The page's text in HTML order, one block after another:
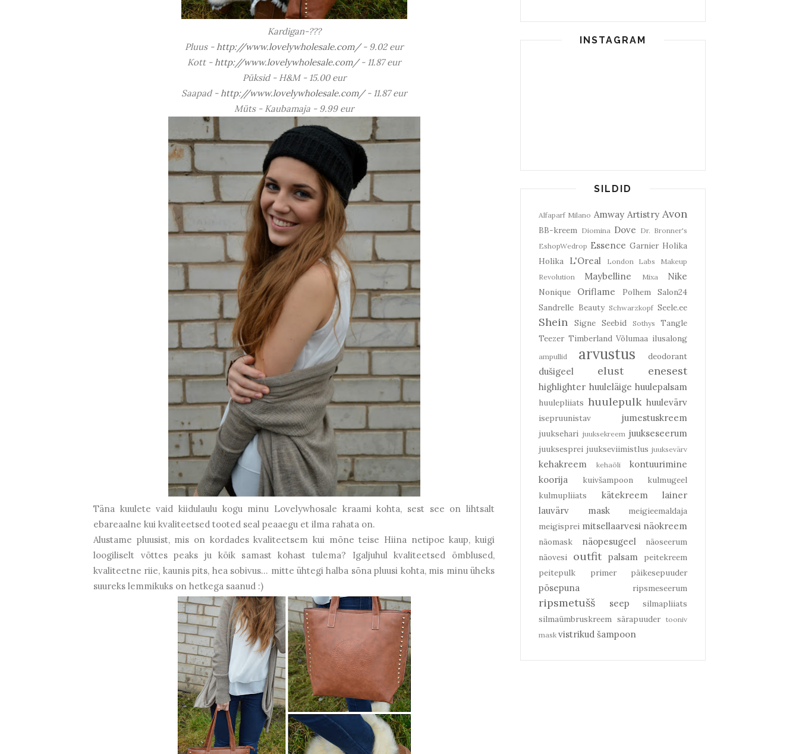
Kardigan-???
Pluus -http://www.lovelywholesale.com/- 9.02 eur
Kott -http://www.lovelywholesale.com/- 11.87 eur
Püksid - H&M - 15.00 eur
Saapad -http://www.lovelywholesale.com/- 11.87 eur
Müts - Kaubamaja - 9.99 eur
Täna kuulete vaid kiidulaulu kogu minu Lovelywhosale kraami kohta, sest see on lihtsalt
ebareaalne kui kvaliteetsed tooted seal peaaegu et ilma rahata on.
Alustame pluusist, mis on kordades kvaliteetsem kui mõne teise Hiina netipoe kaup, kuigi
loogiliselt võttes peaks ju kõik samast kohast tulema? Igaljuhul kvaliteetsed õmblused,
kvaliteetne riie, kaunis pits, hea sobivus... mitte ühtegi halba sõna pluusi kohta, mis minu üheks
suureks lemmikuks on hetkega saanud :)
INSTAGRAM
SILDID
Alfaparf Milano Amway Artistry Avon
BB-kreem Diomina Dove Dr. Bronner's
EshopWedrop Essence Garnier Holika
Holika
L'Oreal London Labs
Makeup
Revolution
Maybelline Mixa Nike
Nonique Oriflame Polhem
Salon24
Sandrelle Beauty Schwarzkopf Seele.ee
Shein Signe Seebid Sothys
Tangle
Teezer Timberland Võlumaa ilusalong
ampullid arvustus deodorant
dušigeel elust enesest
highlighter huuleläige huulepalsam
huulepliiats huulepulk huulevärv
isepruunistav jumestuskreem
juuksehari juuksekreem juukseseerum
juuksesprei juukseviimistlus juuksevärv
kehakreem kehaõli
kontuurimine
koorija
kuivšampoon
kulmugeel
kulmupliiats
kätekreem
lainer
lauvärv
mask
meigieemaldaja
meigisprei mitsellaarvesi näokreem
näomask näopesugeel
näoseerum
näovesi
outfit palsam
peitekreem
peitepulk
primer päikesepuuder
põsepuna ripsmeseerum
ripsmetušš seep
silmapliiats
silmaümbruskreem särapuuder tooniv
mask vistrikud šampoon